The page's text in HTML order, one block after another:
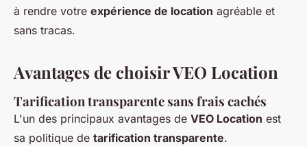
à rendre votre expérience de location agréable et
sans tracas.
Avantages de choisir VEO Location
Tarification transparente sans frais cachés
L'un des principaux avantages de VEO Location est
sa politique de tarification transparente.